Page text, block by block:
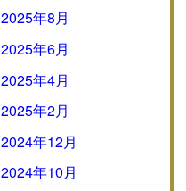
2025年8月
2025年6月
2025年4月
2025年2月
2024年12月
2024年10月